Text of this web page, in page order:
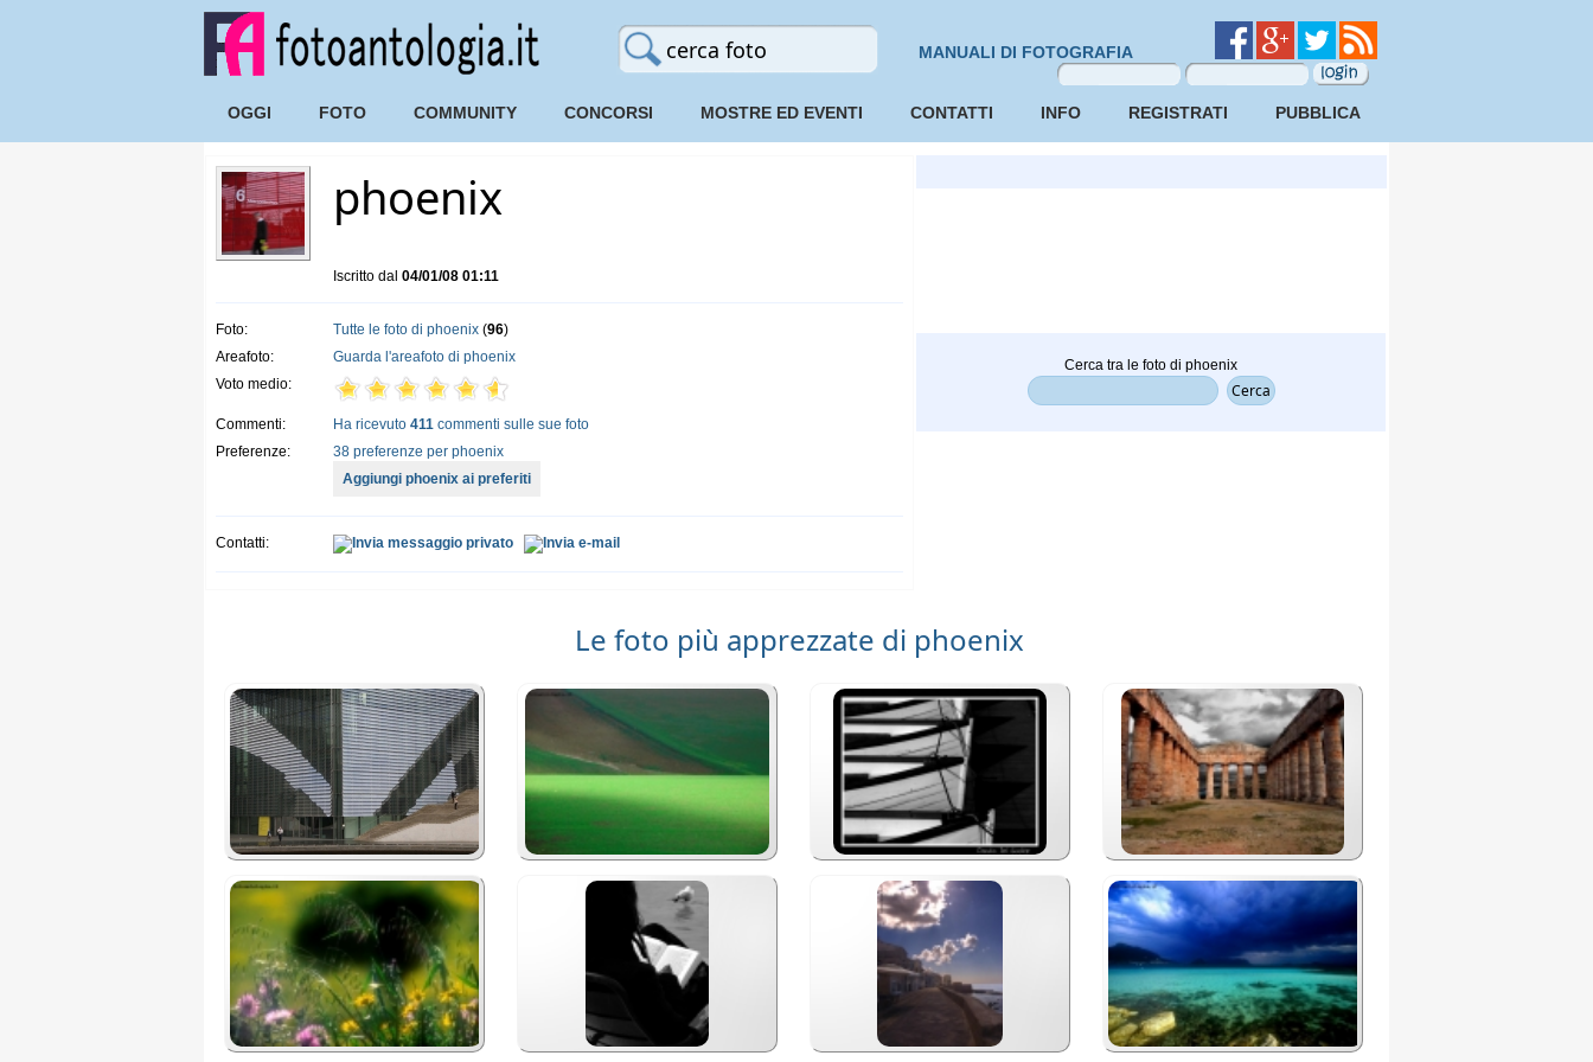
MANUALI DI FOTOGRAFIA
OGGI FOTO COMMUNITY CONCORSI MOSTRE ED EVENTI CONTATTI INFO REGISTRATI PUBBLICA
phoenix
Iscritto dal 04/01/08 01:11
Foto: Tutte le foto di phoenix (96)
Areafoto:
Guarda l'areafoto di phoenix
Voto medio:
Commenti: Ha ricevuto 411 commenti sulle sue foto
Preferenze:
38 preferenze per phoenix
Aggiungi phoenix ai preferiti
Contatti:
Cerca tra le foto di phoenix
Le foto più apprezzate di phoenix